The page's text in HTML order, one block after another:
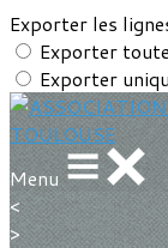
Exporter les
Exporter
Exporter
Menu
<
>